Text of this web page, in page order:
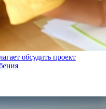
обсудить проект